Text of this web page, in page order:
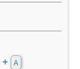
+ A